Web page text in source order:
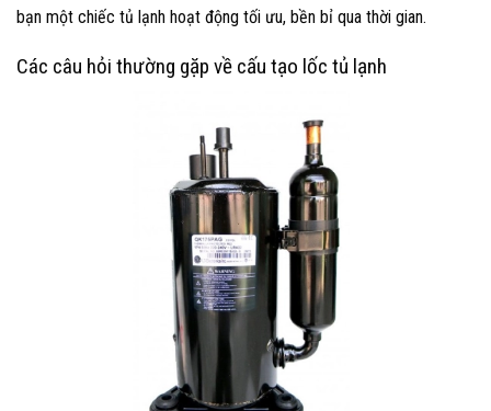
bạn một chiếc tủ lạnh hoạt động tối ưu, bền bỉ qua thời gian.
Các câu hỏi thường gặp về cấu tạo lốc tủ lạnh